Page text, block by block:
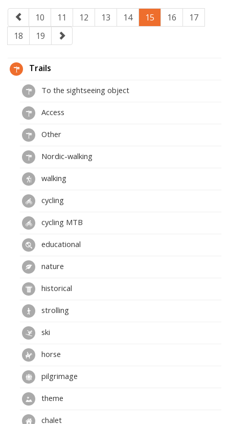
10 11 12 13 14 15 16
17
18
19
Trails
To the sightseeing object
Access
Other
Nordic-walking
walking
cycling
cycling MTB
educational
nature
historical
strolling
ski
horse
pilgrimage
theme
chalet